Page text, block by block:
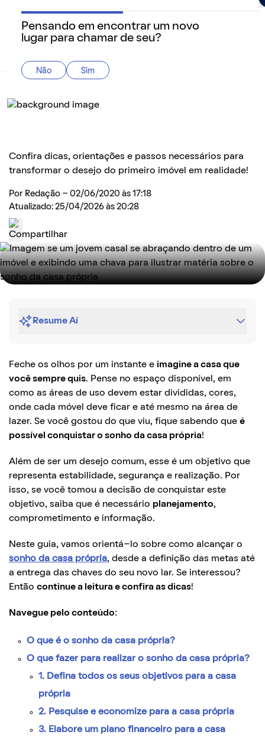
Confira dicas, orientações e passos necessários para
transformar o desejo do primeiro imóvel em realidade!
Por Redação - 02/06/2020 às 17:18
Atualizado: 25/04/2026 às 20:28
Resume Aí
Feche os olhos por um instante e imagine a casa que
você sempre quis. Pense no espaço disponível, em
como as áreas de uso devem estar divididas, cores,
onde cada móvel deve ficar e até mesmo na área de
lazer. Se você gostou do que viu, fique sabendo que é
possível conquistar o sonho da casa própria!
Além de ser um desejo comum, esse é um objetivo que
representa estabilidade, segurança e realização. Por
isso, se você tomou a decisão de conquistar este
objetivo, saiba que é necessário planejamento,
comprometimento e informação.
Neste guia, vamos orientá-lo sobre como alcançar o
sonho da casa própria, desde a definição das metas até
a entrega das chaves do seu novo lar. Se interessou?
Então continue a leitura e confira as dicas!
Navegue pelo conteúdo:
O que é o sonho da casa própria?
O que fazer para realizar o sonho da casa própria?
1. Defina todos os seus objetivos para a casa
própria
2. Pesquise e economize para a casa própria
3. Elabore um plano financeiro para a casa
Pensando em encontrar um novo
lugar para chamar de seu?
Não Sim